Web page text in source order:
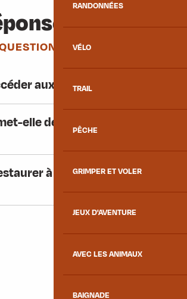
RANDONNÉES
VÉLO
TRAIL
PÊCHE
GRIMPER ET VOLER
JEUX D'AVENTURE
AVEC LES ANIMAUX
BAIGNADE
aux foyers nordiques ?
elle de relier les deux foyers
à proximité des foyers